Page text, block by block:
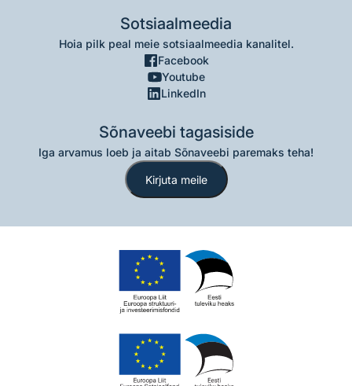
Sotsiaalmeedia
Hoia pilk peal meie sotsiaalmeedia kanalitel.
Facebook
Youtube
LinkedIn
Sõnaveebi tagasiside
Iga arvamus loeb ja aitab Sõnaveebi paremaks teha!
Kirjuta meile